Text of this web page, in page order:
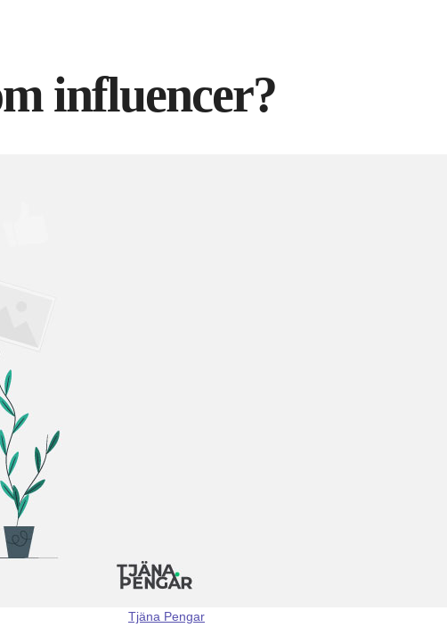
influencer?
Tjäna Pengar